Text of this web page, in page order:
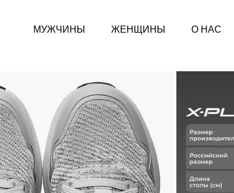
МУЖЧИНЫ ЖЕНЩИНЫ О НАС